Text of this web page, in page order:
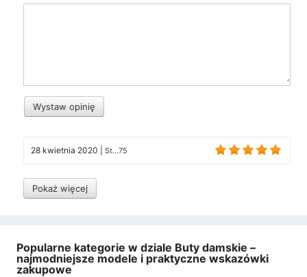
Wystaw opinię
28 kwietnia 2020 St...75
Pokaż więcej
Popularne kategorie w dziale Buty damskie –
najmodniejsze modele i praktyczne wskazówki
zakupowe